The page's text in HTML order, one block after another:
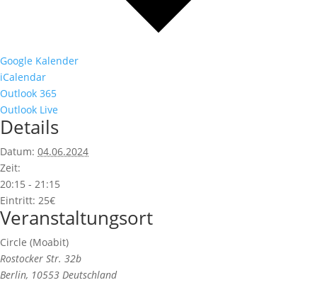
Google Kalender
iCalendar
Outlook 365
Outlook Live
Details
Datum: 04.06.2024
Zeit:
20:15 - 21:15
Eintritt: 25€
Veranstaltungsort
Circle (Moabit)
Rostocker Str. 32b
Berlin, 10553 Deutschland